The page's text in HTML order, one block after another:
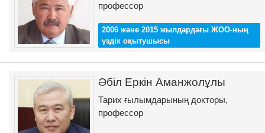
профессор
2006 және 2015 жылдардағы ЖОО-ның
үздік оқытушысы
Әбіл Еркін Аманжолұлы
Тарих ғылымдарының докторы,
профессор